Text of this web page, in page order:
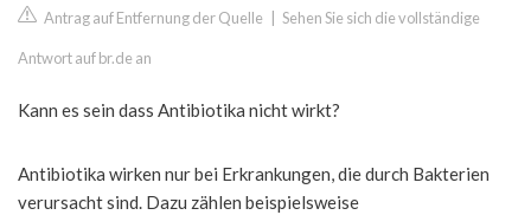
Antrag auf Entfernung der Quelle Sehen Sie sich die vollständige
Antwort auf br.de an
Kann es sein dass Antibiotika nicht wirkt?
Antibiotika wirken nur bei Erkrankungen, die durch Bakterien
verursacht sind. Dazu zählen beispielsweise